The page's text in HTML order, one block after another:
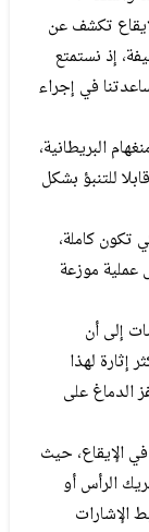
تكشف عن
إذ نستمتع
في إجراء
البريطانية،
للتنبؤ بشكل
تكون كاملة،
موزعة
إلى أن
إثارة لهذا
الدماغ على
الإيقاع، حيث
الرأس أو
الإشارات